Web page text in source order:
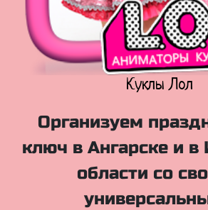
Куклы Лол
Организуем
ключ в Ангарске и в
области со